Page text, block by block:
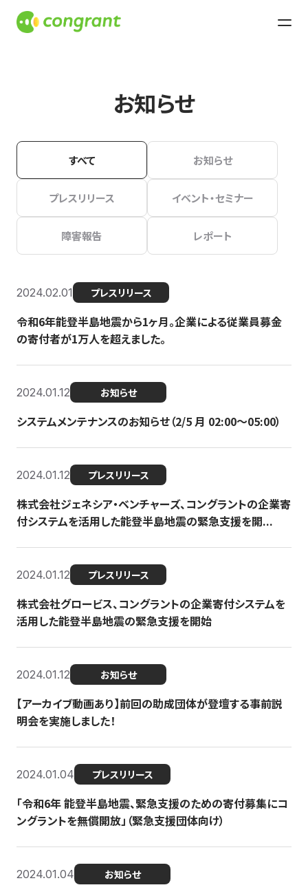
お知らせ
すべて お知らせ
プレスリリース イベント・セミナー
障害報告 レポート
2024.02.01 プレスリリース
令和6年能登半島地震から1ヶ月。企業による従業員募金
の寄付者が1万人を超えました。
2024.01.12 お知らせ
システムメンテナンスのお知らせ（2/5 月 02:00〜05:00）
2024.01.12 プレスリリース
株式会社ジェネシア・ベンチャーズ、コングラントの企業寄
付システムを活用した能登半島地震の緊急支援を開...
2024.01.12 プレスリリース
株式会社グロービス、コングラントの企業寄付システムを
活用した能登半島地震の緊急支援を開始
2024.01.12 お知らせ
【アーカイブ動画あり】前回の助成団体が登壇する事前説
明会を実施しました！
2024.01.04 プレスリリース
「令和6年 能登半島地震、緊急支援のための寄付募集にコ
ングラントを無償開放」（緊急支援団体向け）
2024.01.04 お知らせ